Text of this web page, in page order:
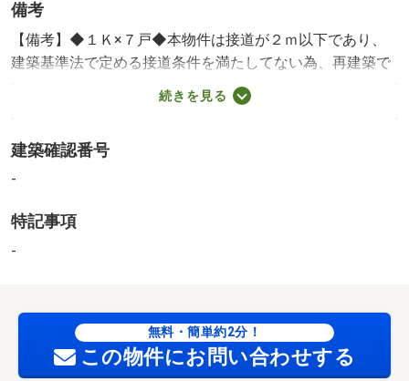
備考
【備考】◆１Ｋ×７戸◆本物件は接道が２ｍ以下であり、
建築基準法で定める接道条件を満たしてない為、再建築で
きません。 ◆検査済証：有（ただし、建築確認申請時
の敷地面積および延べ面積等は、公簿面積と相違がありま
６．０ｍ空戸数４戸／総戸数７戸注意事項：第７種高度地
区、安井地区地区計画（建築制限有）住戸数：７戸
続きを見る
建築確認番号
-
特記事項
-
無料・簡単約2分！
この物件にお問い合わせする